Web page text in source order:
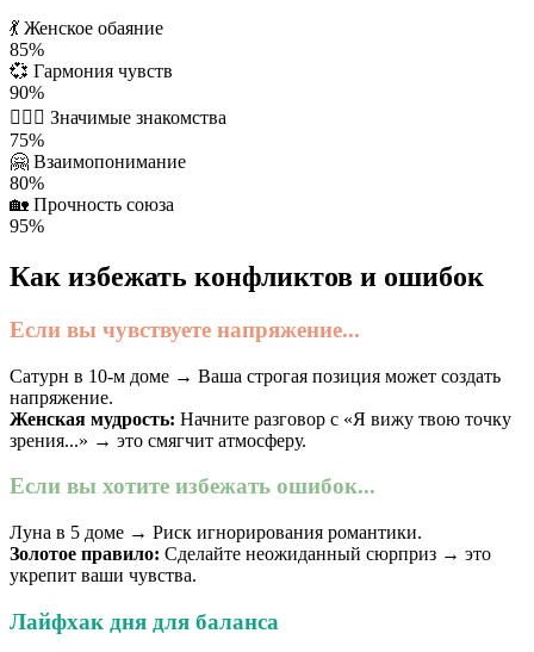
💃 Женское обаяние
85%
💞 Гармония чувств
90%
👩‍❤️‍👨 Значимые знакомства
75%
🤗 Взаимопонимание
80%
🏡 Прочность союза
95%
Как избежать конфликтов и ошибок
Если вы чувствуете напряжение...
Сатурн в 10-м доме → Ваша строгая позиция может создать
напряжение.
Женская мудрость: Начните разговор с «Я вижу твою точку
зрения...» → это смягчит атмосферу.
Если вы хотите избежать ошибок...
Луна в 5 доме → Риск игнорирования романтики.
Золотое правило: Сделайте неожиданный сюрприз → это
укрепит ваши чувства.
Лайфхак дня для баланса